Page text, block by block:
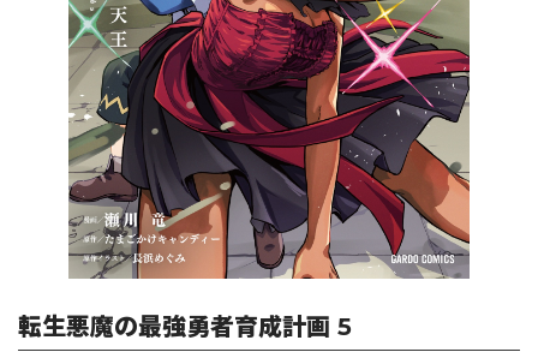
ロサージュノベルス
コミックガルド
コミッククリエ
転生悪魔の最強勇者育成計画 5